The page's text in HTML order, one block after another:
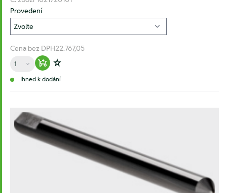
Provedení
Cena bez DPH22.767,05
Množství
Warenkorb hinzufügen
Zur Wunschliste hinzufügen
Ihned k dodání